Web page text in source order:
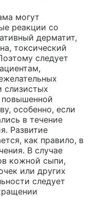
могут
реакции со
дерматит,
токсический
следует
слизистых
повышенной
особенно, если
в течение
Развитие
как правило, в
В случае
кожной сыпи,
или других
следует